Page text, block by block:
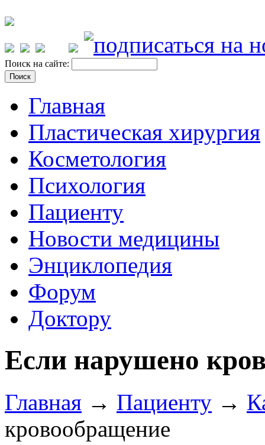
Поиск на сайте:
Главная
Пластическая хирургия
Косметология
Психология
Пациенту
Новости медицины
Энциклопедия
Форум
Доктору
Если нарушено
Главная → Пациенту →
кровообращение